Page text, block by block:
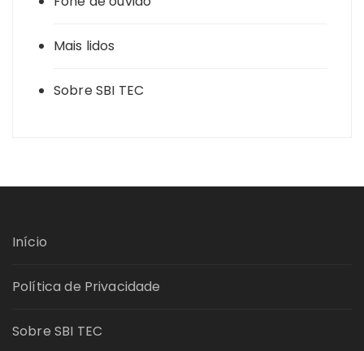
Mais lidos
Sobre SBI TEC
Início
Política de Privacidade
Sobre SBI TEC